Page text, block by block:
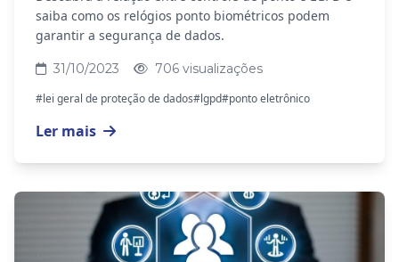
saiba como os relógios ponto biométricos podem
garantir a segurança de dados.
31/10/2023 706 visualizações
#lei geral de proteção de dados#lgpd#ponto eletrônico
Ler mais